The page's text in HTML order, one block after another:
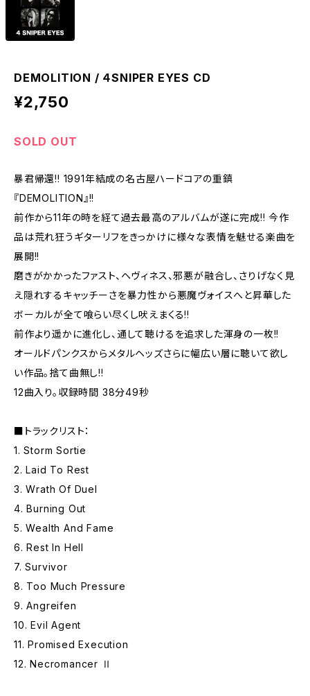
DEMOLITION / ４SNIPER EYES CD
¥2,750
SOLD OUT
暴君帰還!! 1991年結成の名古屋ハードコアの重鎮
『DEMOLITION』!!
前作から11年の時を経て過去最高のアルバムが遂に完成!! 今作
品は荒れ狂うギターリフをきっかけに様々な表情を魅せる楽曲を
展開!!
磨きがかかったファスト、ヘヴィネス、邪悪が融合し、さりげなく見
え隠れするキャッチーさを暴力性から悪魔ヴォイスへと昇華した
ボーカルが全て喰らい尽くし吠えまくる!!
前作より遥かに進化し、通して聴けるを追求した渾身の一枚!!
オールドパンクスからメタルヘッズさらに幅広い層に聴いて欲し
い作品。捨て曲無し!!
12曲入り。収録時間 38分49秒
■トラックリスト：
1. Storm Sortie
2. Laid To Rest
3. Wrath Of Duel
4. Burning Out
5. Wealth And Fame
6. Rest In Hell
7. Survivor
8. Too Much Pressure
9. Angreifen
10. Evil Agent
11. Promised Execution
12. Necromancer Ⅱ